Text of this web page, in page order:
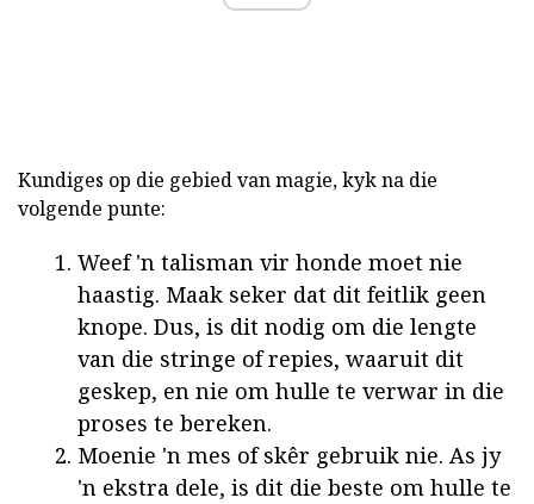
Kundiges op die gebied van magie, kyk na die
volgende punte:
Weef 'n talisman vir honde moet nie
haastig. Maak seker dat dit feitlik geen
knope. Dus, is dit nodig om die lengte
van die stringe of repies, waaruit dit
geskep, en nie om hulle te verwar in die
proses te bereken.
Moenie 'n mes of skêr gebruik nie. As jy
'n ekstra dele, is dit die beste om hulle te